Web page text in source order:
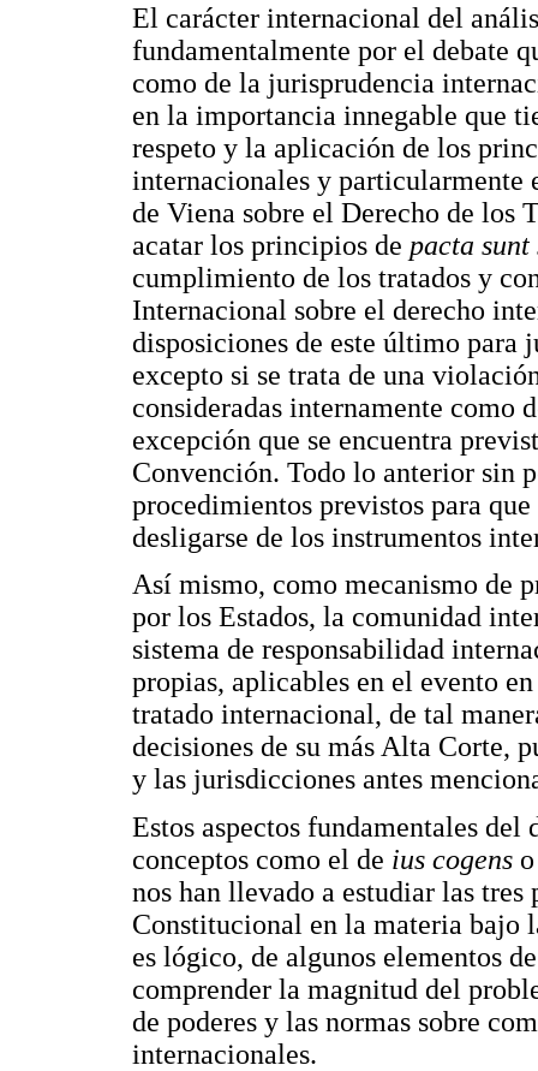
El carácter internacional del
fundamentalmente por el debate
como de la jurisprudencia
en la importancia innegable que
respeto y la aplicación de los
internacionales y particularmente
de Viena sobre el Derecho de los
acatar los principios de pacta
cumplimiento de los tratados y
Internacional sobre el derecho
disposiciones de este último
excepto si se trata de una
consideradas internamente como
excepción que se encuentra
Convención. Todo lo anterior sin
procedimientos previstos para
desligarse de los instrumentos
Así mismo, como mecanismo de
por los Estados, la comunidad
sistema de responsabilidad
propias, aplicables en el evento
tratado internacional, de tal
decisiones de su más Alta Corte,
y las jurisdicciones antes
Estos aspectos fundamentales
conceptos como el de ius cogens
nos han llevado a estudiar las
Constitucional en la materia bajo
es lógico, de algunos elementos
comprender la magnitud del
de poderes y las normas sobre
internacionales.